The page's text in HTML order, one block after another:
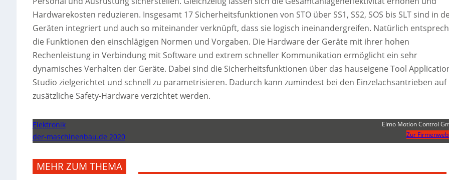
Hardwarekosten reduzieren. Insgesamt 17 Sicherheitsfunktionen von STO über SS1, SS2, SOS bis SLT sind in
Geräten integriert und auch so miteinander verknüpft, dass sie logisch ineinandergreifen. Natürlich
die Funktionen den einschlägigen Normen und Vorgaben. Die Hardware der Geräte mit ihrer hohen
Rechenleistung in Verbindung mit Software und extrem schneller Kommunikation ermöglicht ein sehr
dynamisches Verhalten der Geräte. Dabei sind die Sicherheitsfunktionen über das hauseigene Tool
Studio zielgerichtet und schnell zu parametrisieren. Dadurch kann zumindest bei den Einzelachsantrieben auf
zusätzliche Safety-Hardware verzichtet werden.
Elektronik
der-maschinenbau.de 2020
Elmo Motion Control
Zur
MEHR ZUM THEMA